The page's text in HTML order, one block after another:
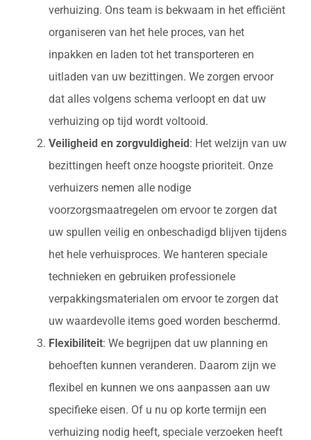
verhuizing. Ons team is bekwaam in het efficiënt
organiseren van het hele proces, van het
inpakken en laden tot het transporteren en
uitladen van uw bezittingen. We zorgen ervoor
dat alles volgens schema verloopt en dat uw
verhuizing op tijd wordt voltooid.
Veiligheid en zorgvuldigheid : Het welzijn van uw
bezittingen heeft onze hoogste prioriteit. Onze
verhuizers nemen alle nodige
voorzorgsmaatregelen om ervoor te zorgen dat
uw spullen veilig en onbeschadigd blijven tijdens
het hele verhuisproces. We hanteren speciale
technieken en gebruiken professionele
verpakkingsmaterialen om ervoor te zorgen dat
uw waardevolle items goed worden beschermd.
Flexibiliteit: We begrijpen dat uw planning en
behoeften kunnen veranderen. Daarom zijn we
flexibel en kunnen we ons aanpassen aan uw
specifieke eisen. Of u nu op korte termijn een
verhuizing nodig heeft, speciale verzoeken heeft